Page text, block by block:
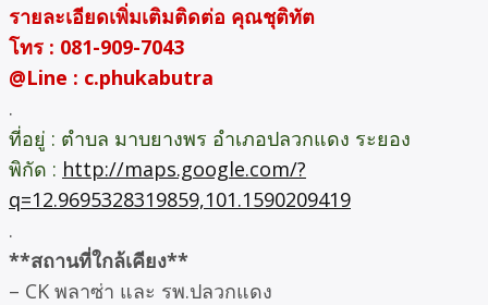
รายละเอียดเพิ่มเติมติดต่อ คุณชุติทัต
โทร : 081-909-7043
@Line : c.phukabutra
.
ที่อยู่ : ตำบล มาบยางพร อำเภอปลวกแดง ระยอง
พิกัด : http://maps.google.com/?
q=12.9695328319859,101.1590209419
.
**สถานที่ใกล้เคียง**
– CK พลาซ่า และ รพ.ปลวกแดง